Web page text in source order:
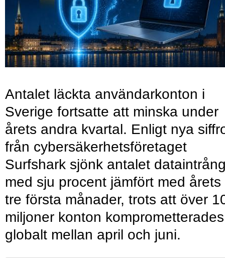
Antalet läckta användarkonton i
Sverige fortsatte att minska under
årets andra kvartal. Enligt nya
från cybersäkerhetsföretaget
Surfshark sjönk antalet
med sju procent jämfört med årets
tre första månader, trots att över
miljoner konton komprometterades
globalt mellan april och juni.